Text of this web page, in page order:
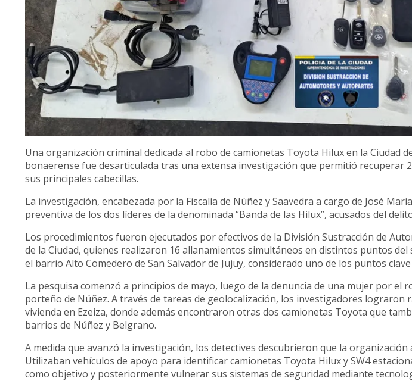
Una organización criminal dedicada al robo de camionetas Toyota Hilux en la Ciudad
bonaerense fue desarticulada tras una extensa investigación que permitió recuperar
sus principales cabecillas.
La investigación, encabezada por la Fiscalía de Núñez y Saavedra a cargo de José
preventiva de los dos líderes de la denominada “Banda de las Hilux”, acusados del
Los procedimientos fueron ejecutados por efectivos de la División Sustracción de
de la Ciudad, quienes realizaron 16 allanamientos simultáneos en distintos puntos
el barrio Alto Comedero de San Salvador de Jujuy, considerado uno de los puntos
La pesquisa comenzó a principios de mayo, luego de la denuncia de una mujer por el
porteño de Núñez. A través de tareas de geolocalización, los investigadores lograron
vivienda en Ezeiza, donde además encontraron otras dos camionetas Toyota que
barrios de Núñez y Belgrano.
A medida que avanzó la investigación, los detectives descubrieron que la
Utilizaban vehículos de apoyo para identificar camionetas Toyota Hilux y SW4
como objetivo y posteriormente vulnerar sus sistemas de seguridad mediante